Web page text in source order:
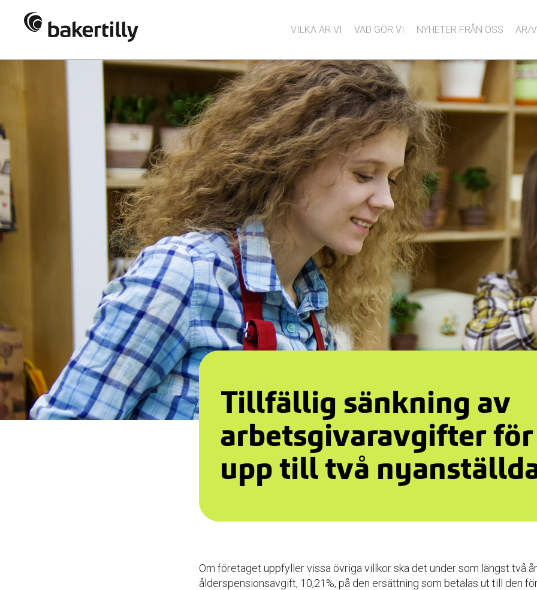
VILKA ÄR VI VAD GÖR VI NYHETER FRÅN OSS ÄR/
Tillfällig sänkning av
arbetsgivaravgifter för
upp till två
Om företaget uppfyller vissa övriga villkor ska det under som längst två
ålderspensionsavgift, 10,21%, på den ersättning som betalas ut till den